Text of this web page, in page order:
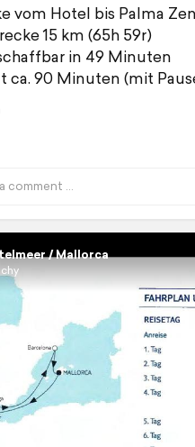
vom Hotel bis Palma
15 km (65h 59r)
in 49 Minuten
ca. 90 Minuten (mit
/ Mallorca